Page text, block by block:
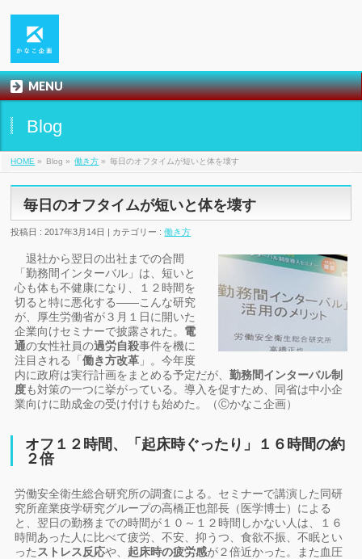
MENU
Blog
HOME » Blog » 働き方 » 毎日のオフタイムが短いと体を壊す
毎日のオフタイムが短いと体を壊す
投稿日 : 2017年3月14日 | カテゴリー :働き方
退社から翌日の出社までの合間
「勤務間インターバル」は、短いと
心も体も不健康になり、１２時間を
切ると特に悪化する――こんな研究
が、厚生労働省が３月１日に開いた
企業向けセミナーで披露された。 電
通の女性社員の過労自殺事件を機に
注目される「働き方改革 」。今年度
内に政府は実行計画をまとめる予定だが、勤務間インターバル制
度も対策の一つに挙がっている。導入を促すため、同省は中小企
業向けに助成金の受け付けも始めた。（Ⓒかなこ企画）
オフ１２時間、「起床時ぐったり」１６時間の約
２倍
労働安全衛生総合研究所の調査による。セミナーで講演した同研
究所産業疫学研究グループの高橋正也部長（医学博士）による
と、翌日の勤務までの時間が１０～１２時間しかない人は、１６
時間あった人に比べて疲労、不安、抑うつ、食欲不振、不眠とい
った ストレス反応や、 起床時の疲労感が２倍近かった。また血圧